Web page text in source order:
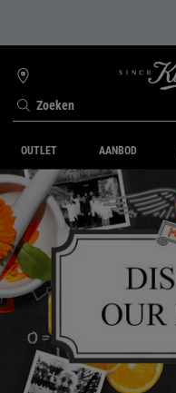
Zoeken
WINKELZOEKER
OUTLET AANBOD